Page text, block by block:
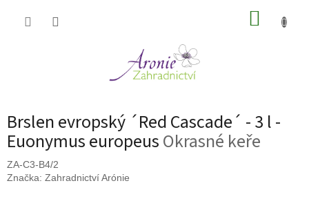
Brslen evropský ´Red Cascade´ - 3 l -
Euonymus europeusOkrasné keře
ZA-C3-B4/2
Značka: Zahradnictví Arónie